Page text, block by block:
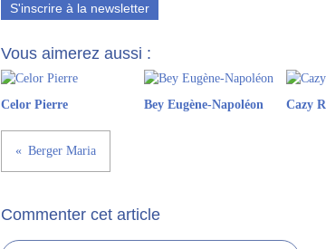
S'inscrire à la newsletter
Vous aimerez aussi :
Celor Pierre Bey Eugène-Napoléon
Cazy
Berger Maria
Commenter cet article